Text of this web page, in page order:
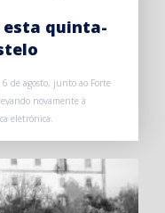
esta quinta-
de agosto, junto ao Forte
novamente à
eletrónica.